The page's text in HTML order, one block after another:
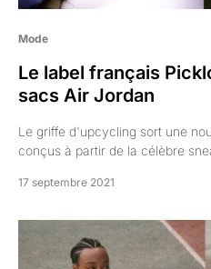
Mode
Le label français
sacs Air Jordan
Le griffe d'upcycling sort une
conçus à partir de la célèbre
17 septembre 2021